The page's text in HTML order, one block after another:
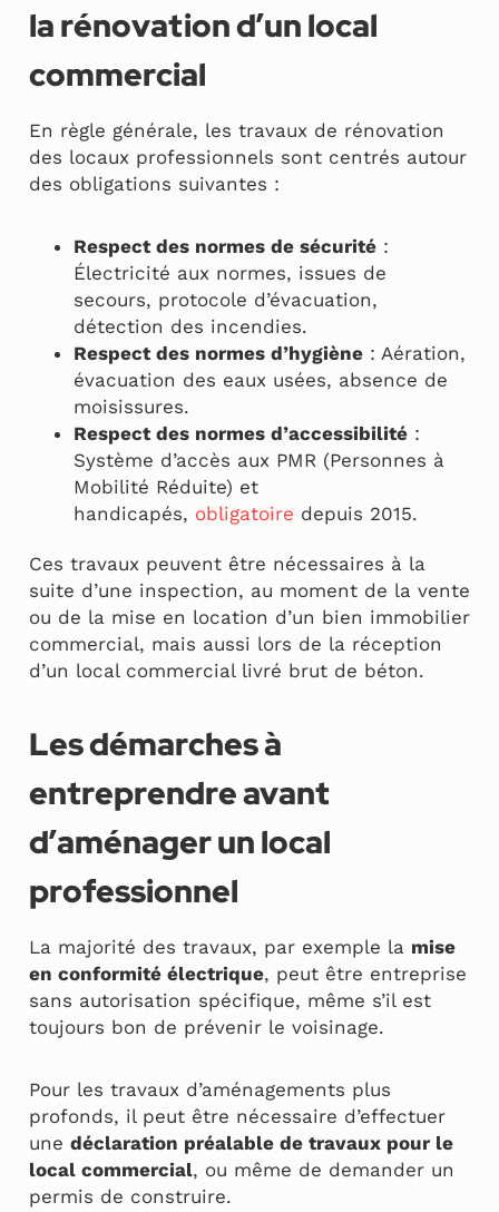
la rénovation d’un local
commercial
En règle générale, les travaux de rénovation
des locaux professionnels sont centrés autour
des obligations suivantes :
Respect des normes de sécurité :
Électricité aux normes, issues de
secours, protocole d’évacuation,
détection des incendies.
Respect des normes d’hygiène : Aération,
évacuation des eaux usées, absence de
moisissures.
Respect des normes d’accessibilité :
Système d’accès aux PMR (Personnes à
Mobilité Réduite) et
handicapés, obligatoire depuis 2015.
Ces travaux peuvent être nécessaires à la
suite d’une inspection, au moment de la vente
ou de la mise en location d’un bien immobilier
commercial, mais aussi lors de la réception
d’un local commercial livré brut de béton.
Les démarches à
entreprendre avant
d’aménager un local
professionnel
La majorité des travaux, par exemple la mise
en conformité électrique, peut être entreprise
sans autorisation spécifique, même s’il est
toujours bon de prévenir le voisinage.
Pour les travaux d’aménagements plus
profonds, il peut être nécessaire d’effectuer
une déclaration préalable de travaux pour le
local commercial, ou même de demander un
permis de construire.